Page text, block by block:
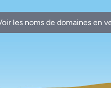
les noms de domaines en